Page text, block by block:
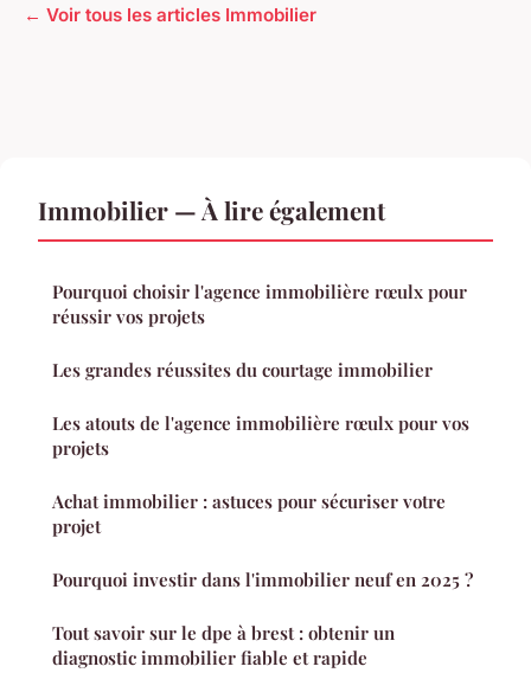
← Voir tous les articles Immobilier
Immobilier — À lire également
Pourquoi choisir l'agence immobilière rœulx pour
réussir vos projets
Les grandes réussites du courtage immobilier
Les atouts de l'agence immobilière rœulx pour vos
projets
Achat immobilier : astuces pour sécuriser votre
projet
Pourquoi investir dans l'immobilier neuf en 2025 ?
Tout savoir sur le dpe à brest : obtenir un
diagnostic immobilier fiable et rapide